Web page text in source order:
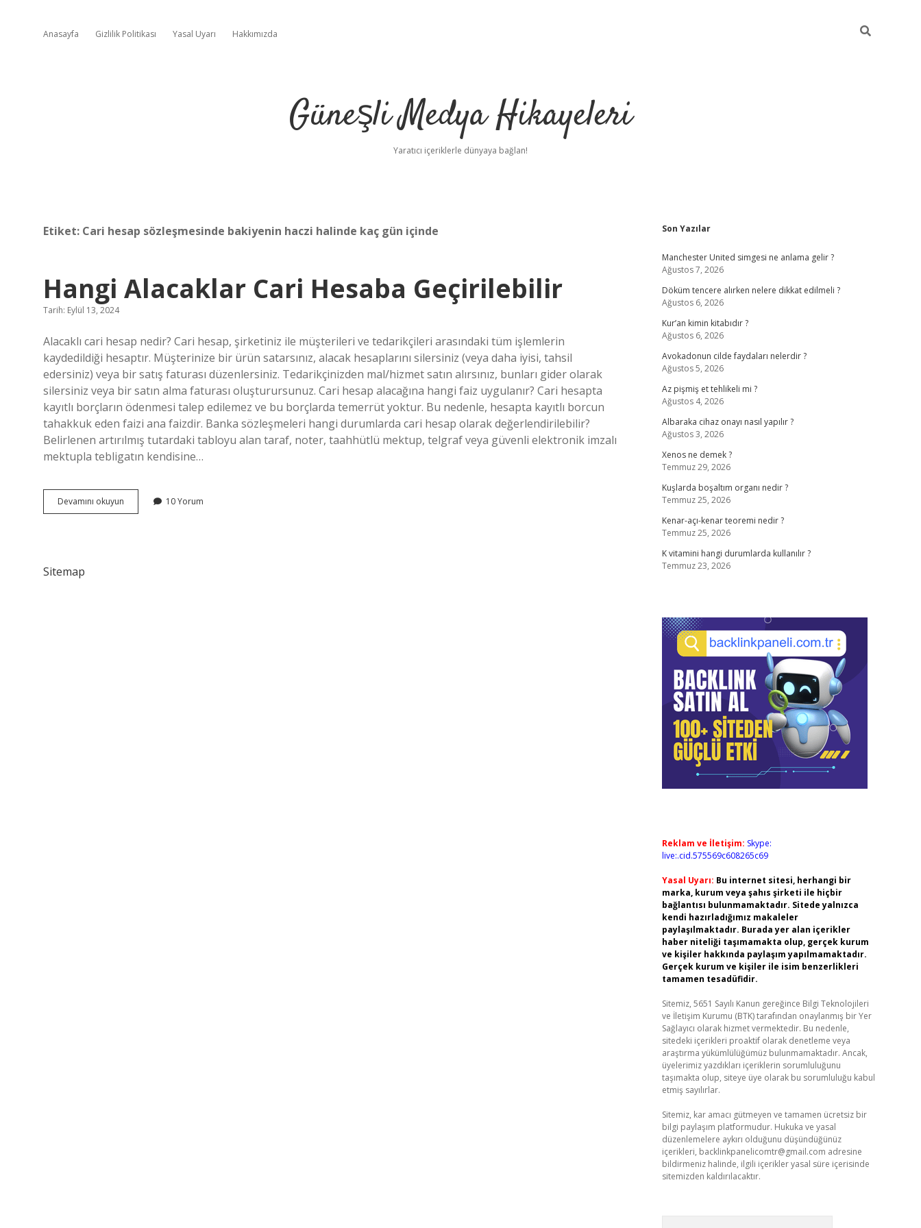
Anasayfa Gizlilik Politikası Yasal Uyarı Hakkımızda
Güneşli Medya Hikayeleri
Yaratıcı içeriklerle dünyaya bağlan!
Etiket: Cari hesap sözleşmesinde bakiyenin haczi halinde kaç gün içinde
Hangi Alacaklar Cari Hesaba Geçirilebilir
Tarih: Eylül 13, 2024
Alacaklı cari hesap nedir? Cari hesap, şirketiniz ile müşterileri ve tedarikçileri arasındaki tüm işlemlerin
kaydedildiği hesaptır. Müşterinize bir ürün satarsınız, alacak hesaplarını silersiniz (veya daha iyisi, tahsil
edersiniz) veya bir satış faturası düzenlersiniz. Tedarikçinizden mal/hizmet satın alırsınız, bunları gider olarak
silersiniz veya bir satın alma faturası oluşturursunuz. Cari hesap alacağına hangi faiz uygulanır? Cari hesapta
kayıtlı borçların ödenmesi talep edilemez ve bu borçlarda temerrüt yoktur. Bu nedenle, hesapta kayıtlı borcun
tahakkuk eden faizi ana faizdir. Banka sözleşmeleri hangi durumlarda cari hesap olarak değerlendirilebilir?
Belirlenen artırılmış tutardaki tabloyu alan taraf, noter, taahhütlü mektup, telgraf veya güvenli elektronik imzalı
mektupla tebligatın kendisine…
Devamını okuyun
Alacaklar
10 Yorum
Sitemap
Sidebar
Son Yazılar
Manchester United simgesi ne anlama gelir ?
Ağustos 7, 2026
Döküm tencere alırken nelere dikkat edilmeli ?
Ağustos 6, 2026
Kur’an kimin kitabıdır ?
Ağustos 6, 2026
Avokadonun cilde faydaları nelerdir ?
Ağustos 5, 2026
Az pişmiş et tehlikeli mi ?
Ağustos 4, 2026
Albaraka cihaz onayı nasıl yapılır ?
Ağustos 3, 2026
Xenos ne demek ?
Temmuz 29, 2026
Kuşlarda boşaltım organı nedir ?
Temmuz 25, 2026
Kenar-açı-kenar teoremi nedir ?
Temmuz 25, 2026
K vitamini hangi durumlarda kullanılır ?
Temmuz 23, 2026
Reklam ve İletişim: Skype:
live:.cid.575569c608265c69
Yasal Uyarı: Bu internet sitesi, herhangi bir
marka, kurum veya şahıs şirketi ile hiçbir
bağlantısı bulunmamaktadır. Sitede yalnızca
kendi hazırladığımız makaleler
paylaşılmaktadır. Burada yer alan içerikler
haber niteliği taşımamakta olup, gerçek kurum
ve kişiler hakkında paylaşım yapılmamaktadır.
Gerçek kurum ve kişiler ile isim benzerlikleri
tamamen tesadüfidir.
Sitemiz, 5651 Sayılı Kanun gereğince Bilgi Teknolojileri
ve İletişim Kurumu (BTK) tarafından onaylanmış bir Yer
Sağlayıcı olarak hizmet vermektedir. Bu nedenle,
sitedeki içerikleri proaktif olarak denetleme veya
araştırma yükümlülüğümüz bulunmamaktadır. Ancak,
üyelerimiz yazdıkları içeriklerin sorumluluğunu
taşımakta olup, siteye üye olarak bu sorumluluğu kabul
etmiş sayılırlar.
Sitemiz, kar amacı gütmeyen ve tamamen ücretsiz bir
bilgi paylaşım platformudur. Hukuka ve yasal
düzenlemelere aykırı olduğunu düşündüğünüz
içerikleri, backlinkpanelicomtr@gmail.com adresine
bildirmeniz halinde, ilgili içerikler yasal süre içerisinde
sitemizden kaldırılacaktır.